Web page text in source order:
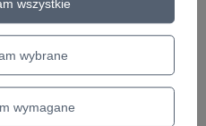
wybrane
wymagane
wszystkie